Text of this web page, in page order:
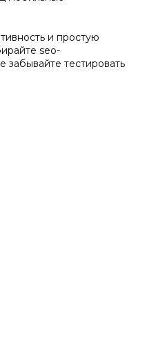
и простую
seo-
забывайте тестировать